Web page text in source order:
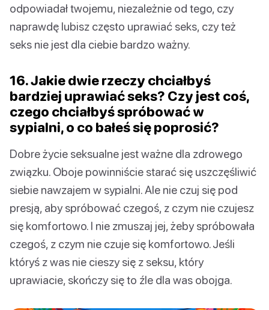
odpowiadał twojemu, niezależnie od tego, czy
naprawdę lubisz często uprawiać seks, czy też
seks nie jest dla ciebie bardzo ważny.
16. Jakie dwie rzeczy chciałbyś
bardziej uprawiać seks? Czy jest coś,
czego chciałbyś spróbować w
sypialni, o co bałeś się poprosić?
Dobre życie seksualne jest ważne dla zdrowego
związku. Oboje powinniście starać się uszczęśliwić
siebie nawzajem w sypialni. Ale nie czuj się pod
presją, aby spróbować czegoś, z czym nie czujesz
się komfortowo. I nie zmuszaj jej, żeby spróbowała
czegoś, z czym nie czuje się komfortowo. Jeśli
któryś z was nie cieszy się z seksu, który
uprawiacie, skończy się to źle dla was obojga.